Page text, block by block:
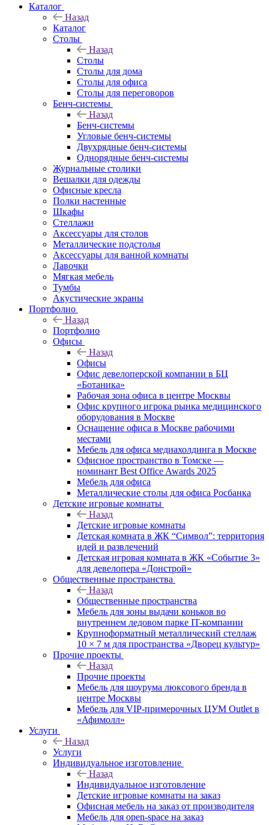
Каталог
Назад
Каталог
Столы
Назад
Столы
Столы для дома
Столы для офиса
Столы для переговоров
Бенч-системы
Назад
Бенч-системы
Угловые бенч-системы
Двухрядные бенч-системы
Однорядные бенч-системы
Журнальные столики
Вешалки для одежды
Офисные кресла
Полки настенные
Шкафы
Стеллажи
Аксессуары для столов
Металлические подстолья
Аксессуары для ванной комнаты
Лавочки
Мягкая мебель
Тумбы
Акустические экраны
Портфолио
Назад
Портфолио
Офисы
Назад
Офисы
Офис девелоперской компании в БЦ
«Ботаника»
Рабочая зона офиса в центре Москвы
Офис крупного игрока рынка медицинского
оборудования в Москве
Оснащение офиса в Москве рабочими
местами
Мебель для офиса медиахолдинга в Москве
Офисное пространство в Томске —
номинант Best Office Awards 2025
Мебель для офиса
Металлические столы для офиса Росбанка
Детские игровые комнаты
Назад
Детские игровые комнаты
Детская комната в ЖК “Символ”: территория
идей и развлечений
Детская игровая комната в ЖК «Событие 3»
для девелопера «Донстрой»
Общественные пространства
Назад
Общественные пространства
Мебель для зоны выдачи коньков во
внутреннем ледовом парке IT-компании
Крупноформатный металлический стеллаж
10 × 7 м для пространства «Дворец культур»
Прочие проекты
Назад
Прочие проекты
Мебель для шоурума люксового бренда в
центре Москвы
Мебель для VIP-примерочных ЦУМ Outlet в
«Афимолл»
Услуги
Назад
Услуги
Индивидуальное изготовление
Назад
Индивидуальное изготовление
Детские игровые комнаты на заказ
Офисная мебель на заказ от производителя
Мебель для open-space на заказ